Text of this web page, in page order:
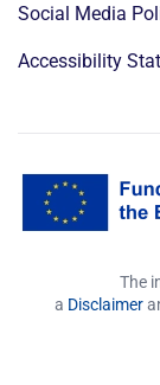
Social Media
Accessibility
The
a Disclaimer